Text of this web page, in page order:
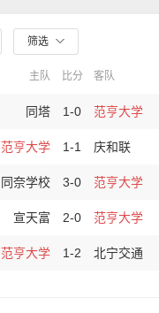
筛选
主队 比分 客队
同塔 1-0 范亨大学
范亨大学 1-1 庆和联
同奈学校 3-0 范亨大学
宣天富 2-0 范亨大学
范亨大学 1-2 北宁交通